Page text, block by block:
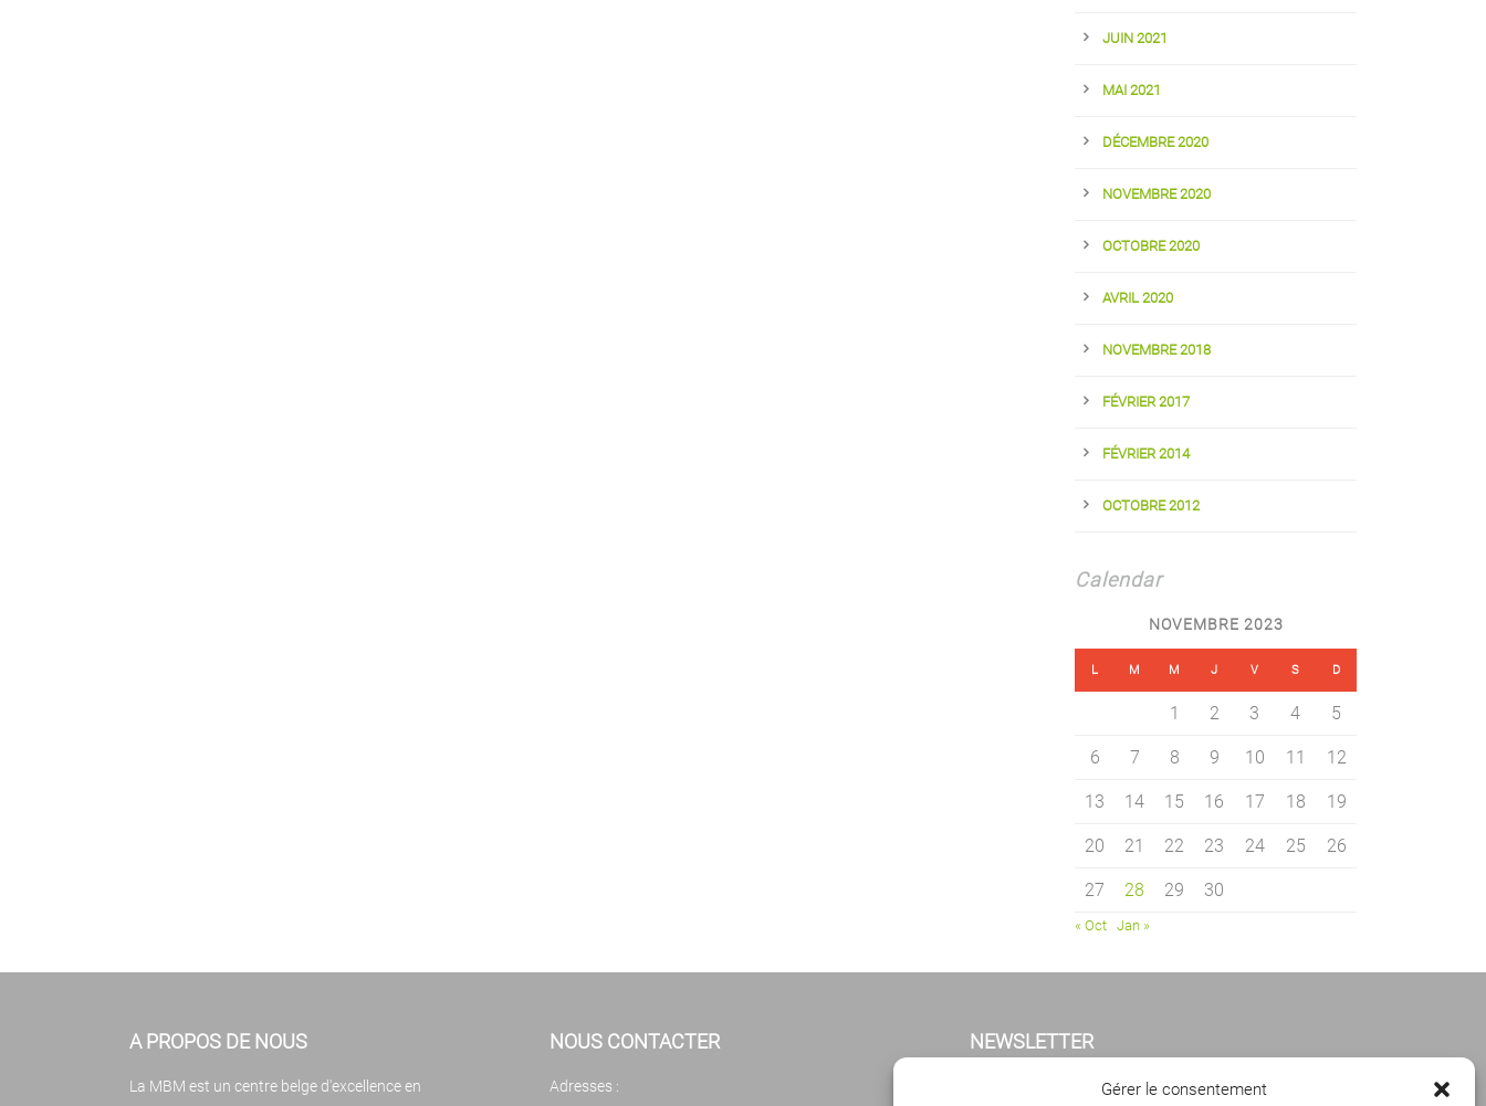
Gérer le consentement
JUIN 2021
MAI 2021
DÉCEMBRE 2020
NOVEMBRE 2020
OCTOBRE 2020
AVRIL 2020
NOVEMBRE 2018
FÉVRIER 2017
FÉVRIER 2014
OCTOBRE 2012
Calendar
NOVEMBRE 2023
L M M J V S D
1 2 3 4 5
6 7 8 9 10 11 12
13 14 15 16 17 18 19
20 21 22 23 24 25 26
27 28 29 30
« Oct Jan »
A PROPOS DE NOUS
La MBM est un centre belge d'excellence en
NOUS CONTACTER
Adresses :
NEWSLETTER
Cliquez ci-dessous pour vous abonner à notre